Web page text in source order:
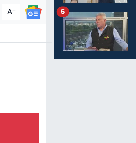
A+ 5